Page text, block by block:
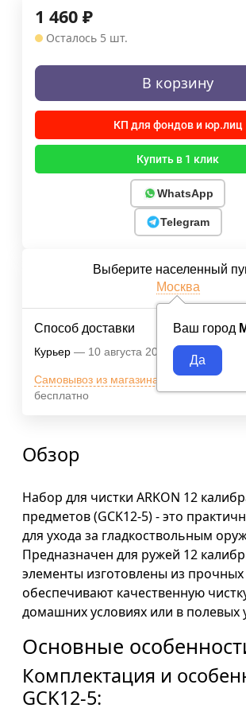
1 460 ₽
Осталось 5 шт.
В корзину
КП для фондов и юр.лиц
Купить в 1 клик
WhatsApp
Telegram
Выберите населенный
Москва
Ваш город
Способ доставки
Курьер 10 августа 2026 400
Самовывоз из магазина м.ВДНХ
бесплатно
Обзор
Набор для чистки ARKON 12
предметов (GCK12-5) - это
для ухода за гладкоствольным
Предназначен для ружей 12
элементы изготовлены из
обеспечивают качественную
домашних условиях или в полевых
Основные
Комплектация и
GCK12-5: